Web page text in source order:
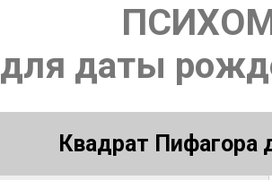
для даты
Квадрат Пифагора